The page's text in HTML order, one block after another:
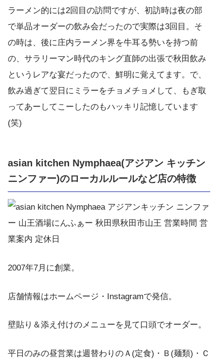
ラーメン的には2回目の訪問ですが、初訪時は夜の部
で単品オーダーの飲み会だったので実際は3回目。そ
の時は、後に庄内ラーメン界を牛耳る勢いを持つ前
の、サラリーマン時代のキング直師の出張で秋田飲み
というレアな宴だったので、鮮明に覚えてます。で、
飲み過ぎて翌日にミラーをチョメチョメして、もぎ取
ってあーしてこーしたのもハッキリ記憶しています
(笑)
asian kitchen Nymphaea(アジアン キッチン
ニンファー)のローカルルールなど店の特徴
2007年7月に創業。
店舗情報はホームページ・Instagramで発信。
壁貼り＆添え付けのメニューを見て口頭でオーダー。
平日のみの昼営業は週替わりのＡ(定食)・Ｂ(麺類)・Ｃ